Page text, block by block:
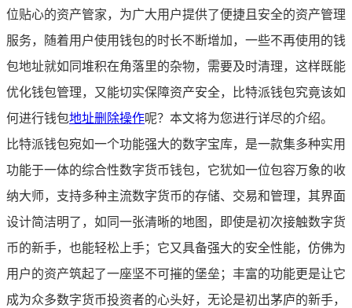
位贴心的资产管家，为广大用户提供了便捷且安全的资产管理
服务，随着用户使用钱包的时长不断增加，一些不再使用的钱
包地址就如同堆积在角落里的杂物，需要及时清理，这样既能
优化钱包管理，又能切实保障资产安全，比特派钱包究竟该如
何进行钱包地址删除操作呢？本文将为您进行详尽的介绍。
比特派钱包宛如一个功能强大的数字宝库，是一款集多种实用
功能于一体的综合性数字货币钱包，它犹如一位包容万象的收
纳大师，支持多种主流数字货币的存储、交易和管理，其界面
设计简洁明了，如同一张清晰的地图，即使是初次接触数字货
币的新手，也能轻松上手；它又具备强大的安全性能，仿佛为
用户的资产筑起了一座坚不可摧的堡垒；丰富的功能更是让它
成为众多数字货币投资者的心头好，无论是初出茅庐的新手，